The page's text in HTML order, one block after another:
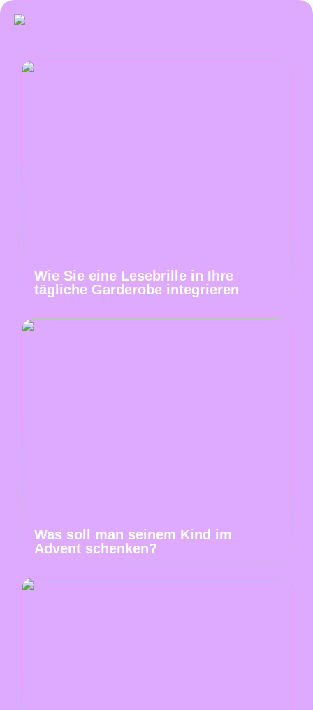
Wie Sie eine Lesebrille in Ihre
tägliche Garderobe integrieren
Was soll man seinem Kind im
Advent schenken?